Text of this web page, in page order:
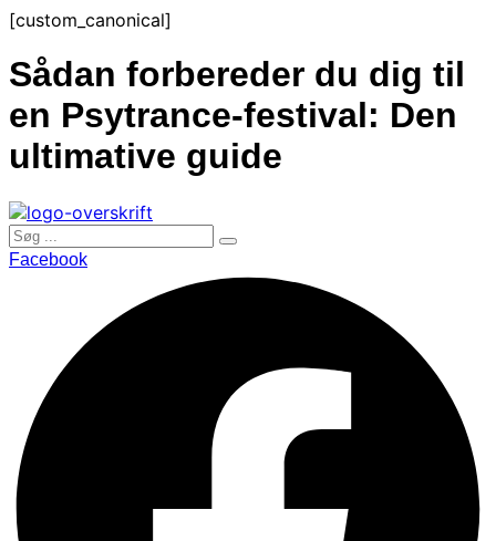
Spring
indhold
[custom_canonical]
Sådan forbereder du dig til
en Psytrance-festival: Den
ultimative guide
Facebook